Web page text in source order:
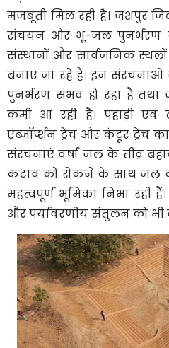
मजबूती मिल रही है। जशपुर
संचयन और भू-जल पुनर्भरण
संस्थानों और सार्वजनिक
बनाए जा रहे हैं। इन
पुनर्भरण संभव हो रहा है
कमी आ रही है। पहाड़ी एवं
एब्जॉर्प्शन ट्रेंच और कंटूर ट्रेंच
संरचनाएं वर्षा जल के तीव्र
कटाव को रोकने के साथ जल
महत्वपूर्ण भूमिका निभा रही
और पर्यावरणीय संतुलन को भी